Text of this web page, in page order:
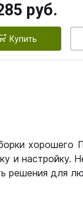
2xH/ 1 ТБ SSD)
руб.
Купить
хорошего
и настройку.
решения для